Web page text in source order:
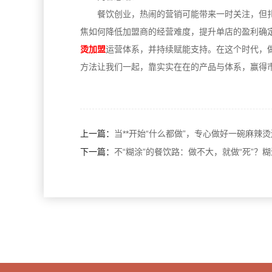
餐饮创业，热闹的营销可能带来一时关注，
焦如何降低加盟商的经营难度，提升单店的盈利
烫加盟运营体系，并持续赋能支持。在这个时代，
方法让我们一起，靠实实在在的产品与体系，赢得
上一篇：
当**开始“什么都做”，专心做好一碗麻辣烫
下一篇： 不“糊涂”的餐饮路：做不大，就做“死”？